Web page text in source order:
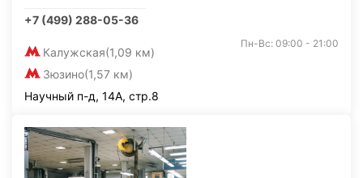
+7 (499) 288-05-36
Калужская(1,09 км)
Зюзино(1,57 км)
Пн-Вс: 09:00 - 21:00
Научный п-д, 14А, стр.8